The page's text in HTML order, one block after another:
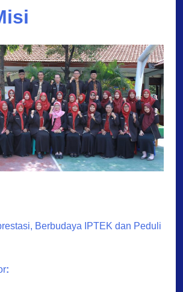
Berbudaya IPTEK dan Peduli
: